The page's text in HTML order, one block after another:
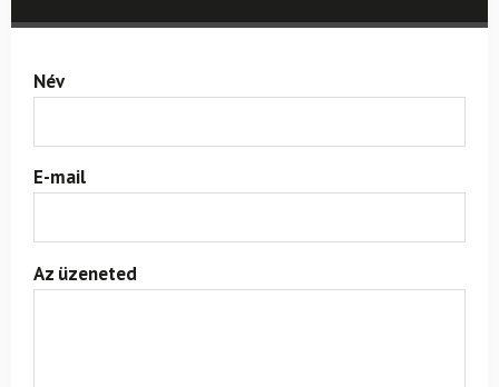
Név
E-mail
Az üzeneted